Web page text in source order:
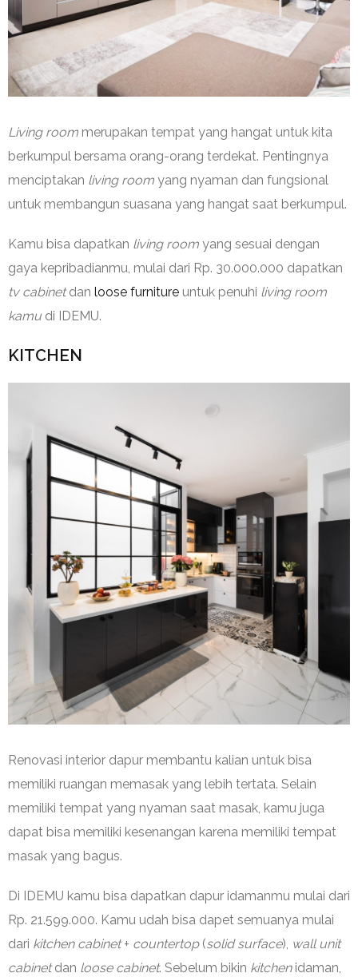
Living room merupakan tempat yang hangat untuk kita
berkumpul bersama orang-orang terdekat. Pentingnya
menciptakan living room yang nyaman dan fungsional
untuk membangun suasana yang hangat saat berkumpul.
Kamu bisa dapatkan living room yang sesuai dengan
gaya kepribadianmu, mulai dari Rp. 30.000.000 dapatkan
tv cabinetdan loose furniture untuk penuhi living room
kamu di IDEMU.
KITCHEN
Renovasi interior dapur membantu kalian untuk bisa
memiliki ruangan memasak yang lebih tertata. Selain
memiliki tempat yang nyaman saat masak, kamu juga
dapat bisa memiliki kesenangan karena memiliki tempat
masak yang bagus.
Di IDEMU kamu bisa dapatkan dapur idamanmu mulai dari
Rp. 21.599.000. Kamu udah bisa dapet semuanya mulai
dari kitchen cabinet+ countertop(solid surface), wall unit
cabinetdan loose cabinet. Sebelum bikin kitchen idaman,